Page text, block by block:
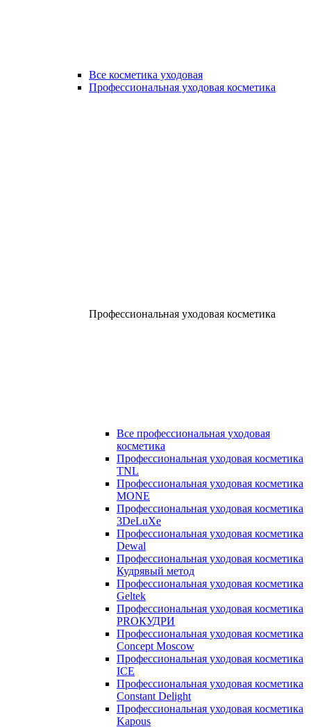
Все косметика уходовая
Профессиональная уходовая косметика
Профессиональная уходовая косметика
Все профессиональная уходовая
косметика
Профессиональная уходовая косметика
TNL
Профессиональная уходовая косметика
MONE
Профессиональная уходовая косметика
3DeLuXe
Профессиональная уходовая косметика
Dewal
Профессиональная уходовая косметика
Кудрявый метод
Профессиональная уходовая косметика
Geltek
Профессиональная уходовая косметика
PROКУДРИ
Профессиональная уходовая косметика
Concept Moscow
Профессиональная уходовая косметика
ICE
Профессиональная уходовая косметика
Constant Delight
Профессиональная уходовая косметика
Kapous